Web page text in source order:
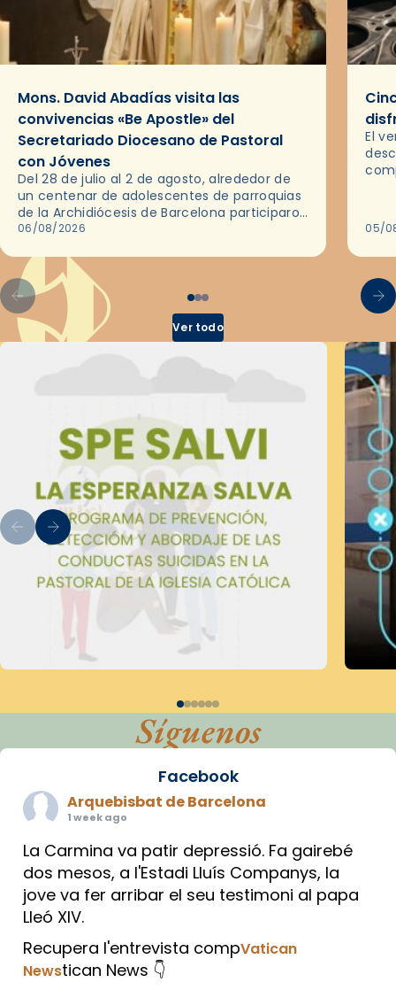
Mons. David Abadías visita las
convivencias «Be Apostle» del
Secretariado Diocesano de Pastoral
con Jóvenes
Del 28 de julio al 2 de agosto, alrededor de
un centenar de adolescentes de parroquias
de la Archidiócesis de Barcelona participaron
en las convivencias Be Apostle, organizadas
06/08/2026
El
05/
Ver todo
Síguenos
Facebook
Arquebisbat de Barcelona
1 week ago
La Carmina va patir depressió. Fa gairebé
dos mesos, a l'Estadi Lluís Companys, la
jove va fer arribar el seu testimoni al papa
Lleó XIV.
Recupera l'entrevista compVatican
Newstican News 👇